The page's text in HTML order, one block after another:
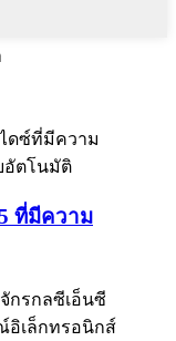
ที่มีความ